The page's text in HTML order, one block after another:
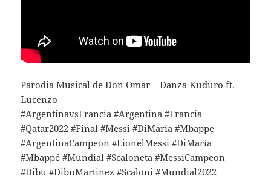
Parodia Musical de Don Omar – Danza Kuduro ft.
Lucenzo
#ArgentinavsFrancia #Argentina #Francia
#Qatar2022 #Final #Messi #DiMaria #Mbappe
#ArgentinaCampeon #LionelMessi #DiMaría
#Mbappé #Mundial #Scaloneta #MessiCampeon
#Dibu #DibuMartinez #Scaloni #Mundial2022